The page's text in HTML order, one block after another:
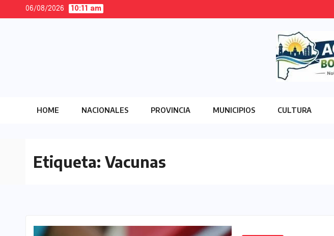
06/08/2026 10:11 am
HOME NACIONALES PROVINCIA MUNICIPIOS CULTURA
Etiqueta: Vacunas